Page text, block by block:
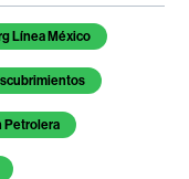
Línea México
Petrolera